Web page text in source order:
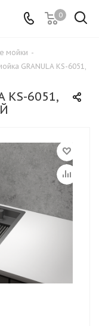
0
мойки -
GRANULA KS-6051,
KS-6051,